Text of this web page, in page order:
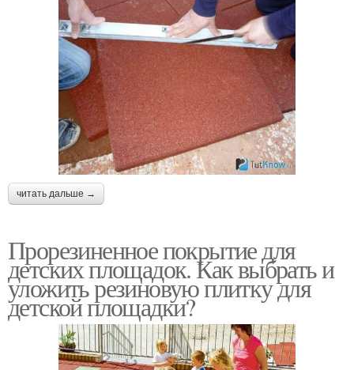
читать дальше →
Прорезиненное покрытие для
детских площадок. Как выбрать и
уложить резиновую плитку для
детской площадки?